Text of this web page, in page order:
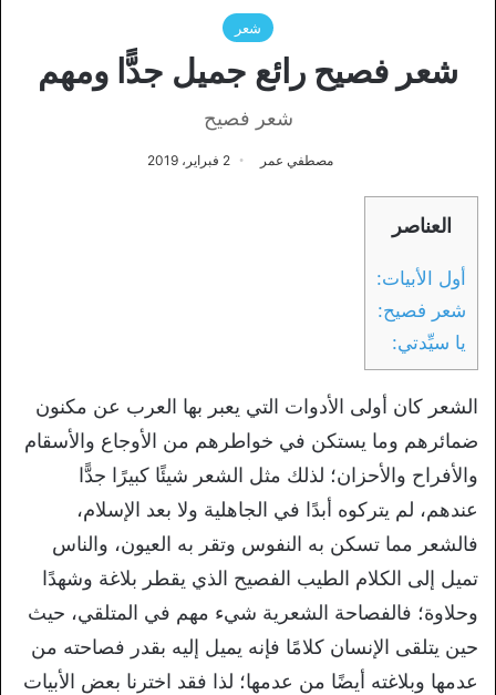
شعر
شعر فصيح رائع جميل جدًّا ومهم
شعر فصيح
مصطفي عمر 2 فبراير، 2019
العناصر
أول الأبيات:
شعر فصيح:
يا سيِّدتي:
الشعر كان أولى الأدوات التي يعبر بها العرب عن مكنون
ضمائرهم وما يستكن في خواطرهم من الأوجاع والأسقام
والأفراح والأحزان؛ لذلك مثل الشعر شيئًا كبيرًا جدًّا
عندهم، لم يتركوه أبدًا في الجاهلية ولا بعد الإسلام،
فالشعر مما تسكن به النفوس وتقر به العيون، والناس
تميل إلى الكلام الطيب الفصيح الذي يقطر بلاغة وشهدًا
وحلاوة؛ فالفصاحة الشعرية شيء مهم في المتلقي، حيث
حين يتلقى الإنسان كلامًا فإنه يميل إليه بقدر فصاحته من
عدمها وبلاغته أيضًا من عدمها؛ لذا فقد اخترنا بعض الأبيات